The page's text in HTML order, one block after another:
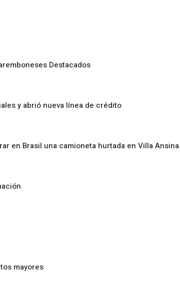
Destacados
y abrió nueva línea de crédito
en Brasil una camioneta hurtada en Villa Ansina
mayores